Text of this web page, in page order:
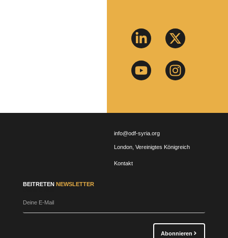
info@odf-syria.org
London, Vereinigtes Königreich
Kontakt
BEITRETEN NEWSLETTER
Abonnieren